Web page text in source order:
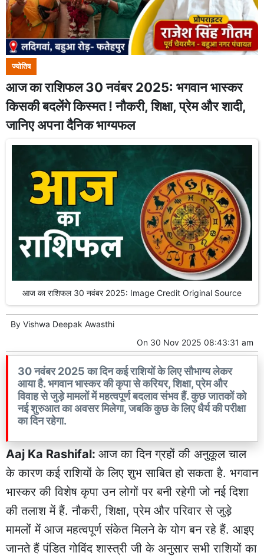
ज्योतिष
आज का राशिफल 30 नवंबर 2025: भगवान भास्कर
किसकी बदलेंगे किस्मत ! नौकरी, शिक्षा, प्रेम और शादी,
जानिए अपना दैनिक भाग्यफल
आज का राशिफल 30 नवंबर 2025: Image Credit Original Source
By Vishwa Deepak Awasthi
On 30 Nov 2025 08:43:31 am
30 नवंबर 2025 का दिन कई राशियों के लिए सौभाग्य लेकर
आया है. भगवान भास्कर की कृपा से करियर, शिक्षा, प्रेम और
विवाह से जुड़े मामलों में महत्वपूर्ण बदलाव संभव हैं. कुछ जातकों को
नई शुरुआत का अवसर मिलेगा, जबकि कुछ के लिए धैर्य की परीक्षा
का दिन रहेगा.
Aaj Ka Rashifal: आज का दिन ग्रहों की अनुकूल चाल
के कारण कई राशियों के लिए शुभ साबित हो सकता है. भगवान
भास्कर की विशेष कृपा उन लोगों पर बनी रहेगी जो नई दिशा
की तलाश में हैं. नौकरी, शिक्षा, प्रेम और परिवार से जुड़े
मामलों में आज महत्वपूर्ण संकेत मिलने के योग बन रहे हैं. आइए
जानते हैं पंडित गोविंद शास्त्री जी के अनुसार सभी राशियों का